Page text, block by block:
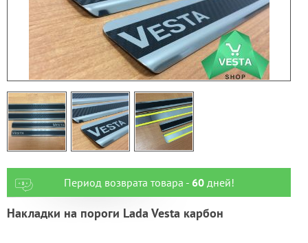
Период возврата товара - 60дней!
Накладки на пороги Lada Vesta карбон